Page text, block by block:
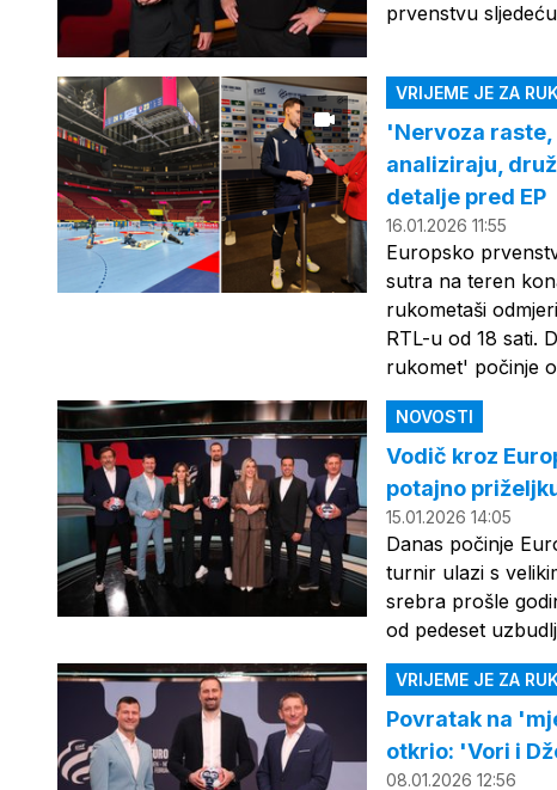
prvenstvu
VRIJEME JE ZA
'Nervoza
analiziraju,
detalje pred EP
16.01.2026 11:55
Europsko
sutra na teren
rukometaši
RTL-u od 18 sati.
rukomet' počinje
NOVOSTI
Vodič kroz
potajno
15.01.2026 14:05
Danas počinje
turnir ulazi s
srebra prošle
od pedeset
VRIJEME JE ZA
Povratak na
otkrio: 'Vori i
08.01.2026 12:56